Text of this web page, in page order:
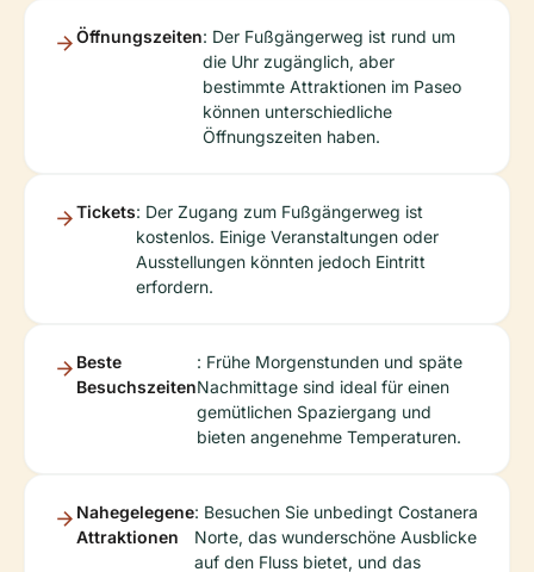
Öffnungszeiten: Der Fußgängerweg ist rund um
die Uhr zugänglich, aber
bestimmte Attraktionen im Paseo
können unterschiedliche
Öffnungszeiten haben.
Tickets: Der Zugang zum Fußgängerweg ist
kostenlos. Einige Veranstaltungen oder
Ausstellungen könnten jedoch Eintritt
erfordern.
Beste
Besuchszeiten
: Frühe Morgenstunden und späte
Nachmittage sind ideal für einen
gemütlichen Spaziergang und
bieten angenehme Temperaturen.
Nahegelegene
Attraktionen
: Besuchen Sie unbedingt Costanera
Norte, das wunderschöne Ausblicke
auf den Fluss bietet, und das